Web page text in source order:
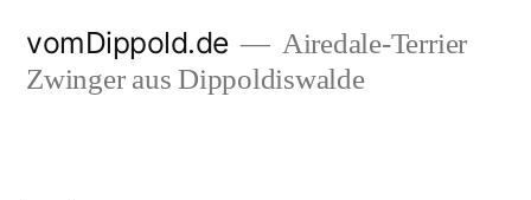
Inhalt
vomDippold.de
Airedale-Terrier
Zwinger aus Dippoldiswalde